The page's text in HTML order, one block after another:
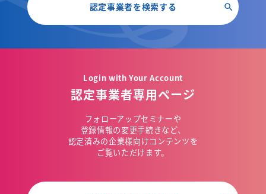
認定事業者を検索する
Login with Your Account
認定事業者専用ページ
フォローアップセミナーや
登録情報の変更手続きなど、
認定済みの企業様向けコンテンツを
ご覧いただけます。